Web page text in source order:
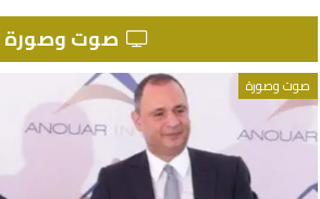
صوت وصورة
صوت وصورة